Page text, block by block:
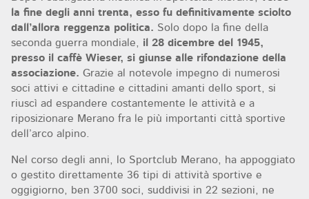
la fine degli anni trenta, esso fu definitivamente sciolto
dall’allora reggenza politica. Solo dopo la fine della
seconda guerra mondiale, il 28 dicembre del 1945,
presso il caffè Wieser, si giunse alle rifondazione della
associazione. Grazie al notevole impegno di numerosi
soci attivi e cittadine e cittadini amanti dello sport, si
riuscì ad espandere costantemente le attività e a
riposizionare Merano fra le più importanti città sportive
dell’arco alpino.
Nel corso degli anni, lo Sportclub Merano, ha appoggiato
o gestito direttamente 36 tipi di attività sportive e
oggigiorno, ben 3700 soci, suddivisi in 22 sezioni, ne